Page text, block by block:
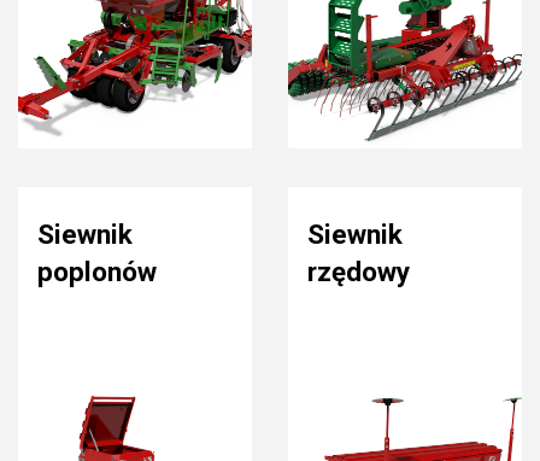
Siewnik
poplonów
Siewnik
rzędowy